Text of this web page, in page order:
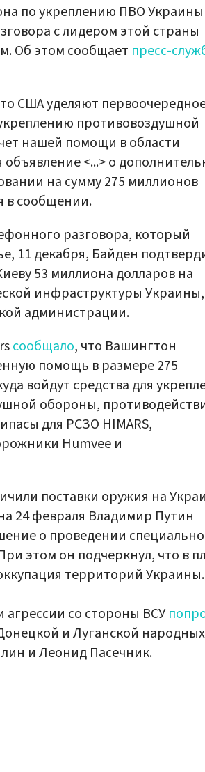
по укреплению ПВО Украины
с лидером этой страны
Об этом сообщает пресс-
США уделяют
противовоздушной
нашей помощи в области
объявление <...> о
на сумму 275 миллионов
в сообщении.
разговора, который
11 декабря, Байден
53 миллиона долларов на
инфраструктуры Украины,
администрации.
сообщало, что Вашингтон
помощь в размере 275
войдут средства для
обороны,
для РСЗО HIMARS,
Humvee и
поставки оружия на
24 февраля Владимир Путин
о проведении
этом он подчеркнул, что в
территорий Украины.
со стороны ВСУ
и Луганской народных
и Леонид Пасечник.